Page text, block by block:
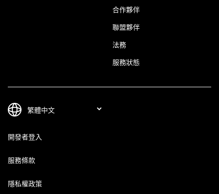
合作夥伴
聯盟夥伴
法務
服務狀態
開發者登入
服務條款
隱私權政策